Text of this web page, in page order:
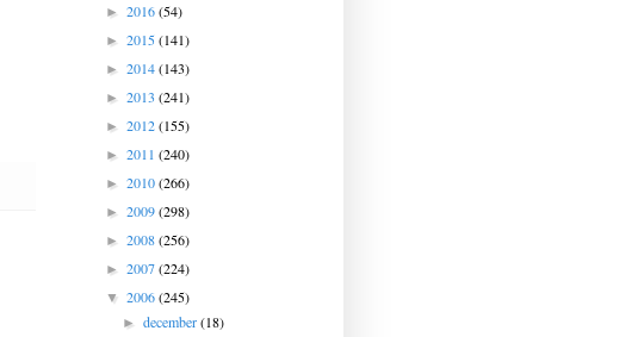
► 2016(54)
► 2015(141)
► 2014(143)
► 2013 (241)
► 2012(155)
► 2011 (240)
► 2010(266)
► 2009(298)
► 2008(256)
► 2007(224)
▼ 2006(245)
►december(18)